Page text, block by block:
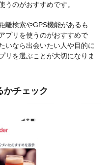
うのがおすすめです。
離検索やGPS機能があるも
プリを使うのがおすすめで
いなら出会いたい人や目的に
リを選ぶことが大切になりま
かチェック